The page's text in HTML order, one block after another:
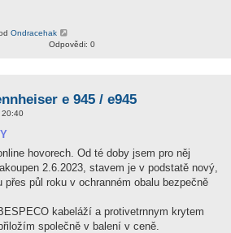
Ondracehak
Odpovědi: 0
e 945 / e945
20:40
hovorech. Od té doby jsem pro něj
2.6.2023, stavem je v podstatě nový,
přes půl roku v ochranném obalu bezpečně
kabeláží a protivetrnnym krytem
společně v balení v ceně.